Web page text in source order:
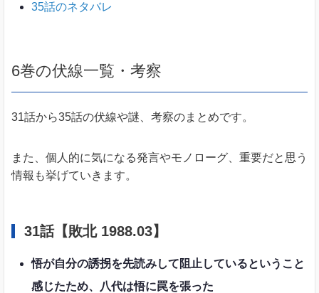
35話のネタバレ
6巻の伏線一覧・考察
31話から35話の伏線や謎、考察のまとめです。
また、個人的に気になる発言やモノローグ、重要だと思う
情報も挙げていきます。
31話【敗北 1988.03】
悟が自分の誘拐を先読みして阻止しているということ
感じたため、八代は悟に罠を張った